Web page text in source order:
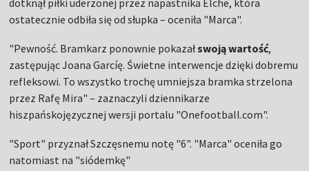
dotknął piłki uderzonej przez napastnika Elche, która
ostatecznie odbiła się od słupka – oceniła "Marca".
"Pewność. Bramkarz ponownie pokazałswojąwartość,
zastępując Joana Garcíę. Świetne interwencje dzięki dobremu
refleksowi. To wszystko trochę umniejsza bramka strzelona
przez Rafę Mira" – zaznaczyli dziennikarze
hiszpańskojęzycznej wersji portalu "Onefootball.com".
"Sport" przyznał Szczęsnemu notę "6". "Marca" oceniła go
natomiast na "siódemkę"